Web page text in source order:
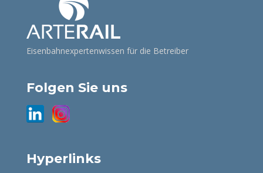
Eisenbahnexpertenwissen für die Betreiber
Folgen Sie uns
Hyperlinks